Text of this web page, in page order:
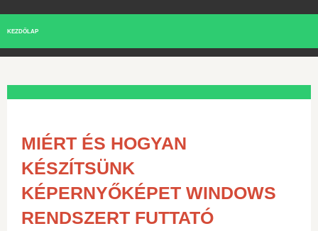
KEZDŐLAP
MIÉRT ÉS HOGYAN
KÉSZÍTSÜNK
KÉPERNYŐKÉPET WINDOWS
RENDSZERT FUTTATÓ